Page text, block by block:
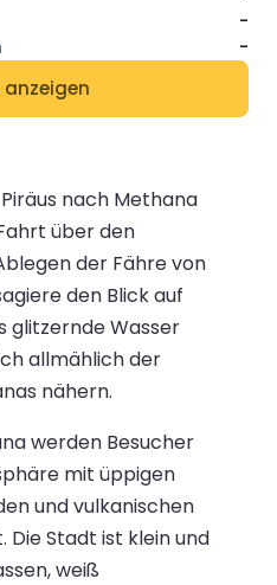
-
-
anzeigen
nach Methana
über den
der Fähre von
den Blick auf
glitzernde Wasser
allmählich der
nähern.
werden Besucher
mit üppigen
und vulkanischen
Stadt ist klein und
weiß